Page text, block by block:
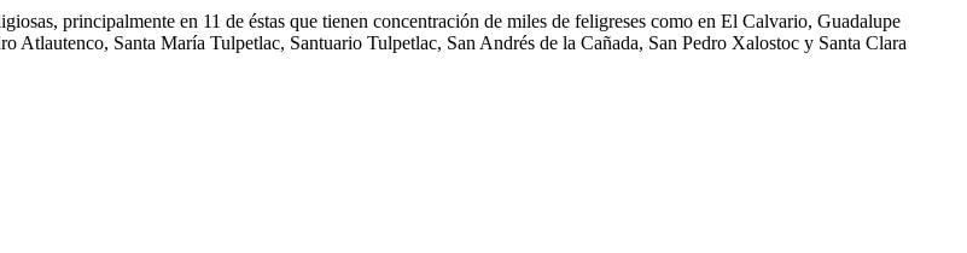
principalmente en 11 de éstas que tienen concentración de miles de feligreses como en El Calvario, Guadalupe
Santa María Tulpetlac, Santuario Tulpetlac, San Andrés de la Cañada, San Pedro Xalostoc y Santa Clara